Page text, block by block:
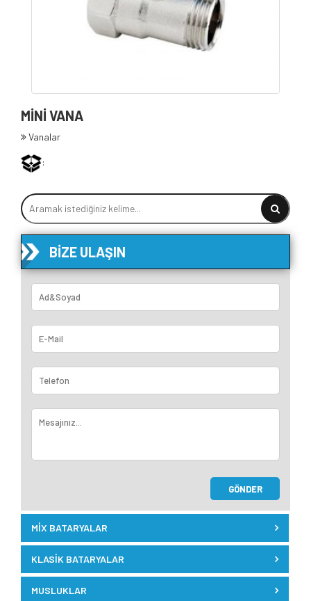
MİNİ VANA
Vanalar
:
BIZE ULAŞIN
MIX BATARYALAR
ELIT SERISI
PLUS SERISI
KLASIK BATARYALAR
ACEM SERISI
MUSLUKLAR